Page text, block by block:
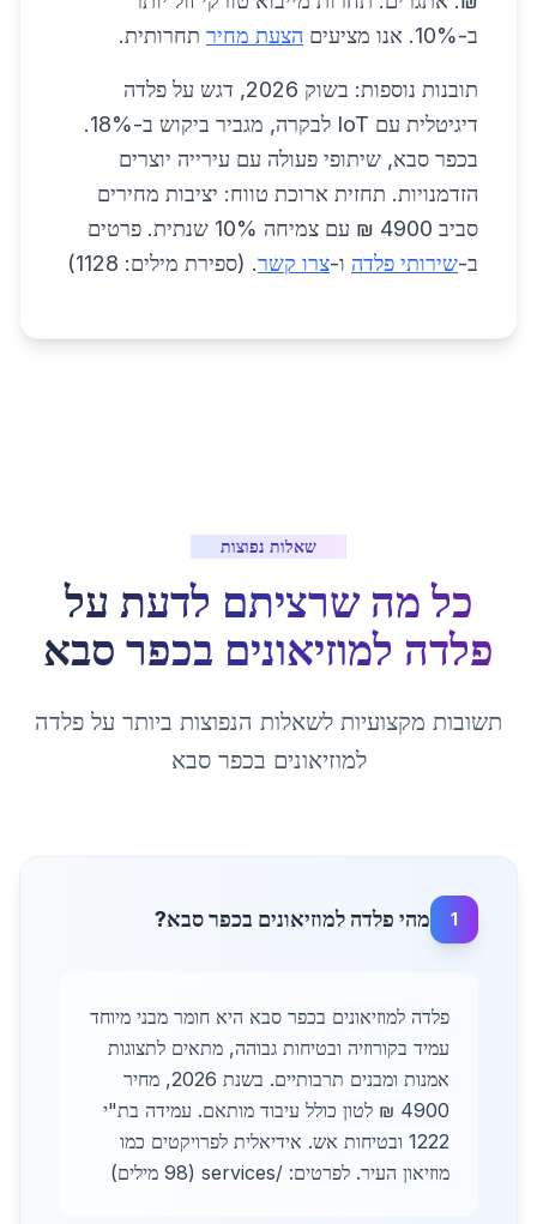
ב-10%. אנו מציעים
הצעת מחיר תחרותית.
תובנות נוספות: בשוק 2026, דגש על פלדה
דיגיטלית עם IoT לבקרה, מגביר ביקוש ב-18%.
בכפר סבא, שיתופי פעולה עם עירייה יוצרים
הזדמנויות. תחזית ארוכת טווח: יציבות מחירים
סביב 4900 ₪ עם צמיחה 10% שנתית. פרטים
ב-שירותי פלדה ו-צרו קשר. (ספירת מילים: 1128)
שאלות נפוצות
כל מה שרציתם לדעת על
פלדה למוזיאונים בכפר סבא
תשובות מקצועיות לשאלות הנפוצות ביותר על פלדה
למוזיאונים בכפר סבא
1 מהי פלדה למוזיאונים בכפר סבא?
פלדה למוזיאונים בכפר סבא היא חומר מבני מיוחד
עמיד בקורוזיה ובטיחות גבוהה, מתאים לתצוגות
אמנות ומבנים תרבותיים. בשנת 2026, מחיר
4900 ₪ לטון כולל עיבוד מותאם. עמידה בת"י
1222 ובטיחות אש. אידיאלית לפרויקטים כמו
מוזיאון העיר. לפרטים: /services (98 מילים)